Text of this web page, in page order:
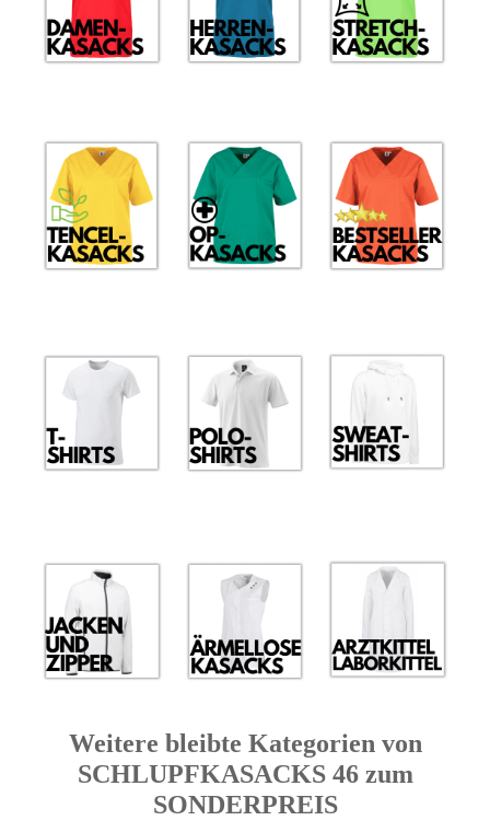
Weitere bleibte Kategorien von
SCHLUPFKASACKS 46 zum
SONDERPREIS